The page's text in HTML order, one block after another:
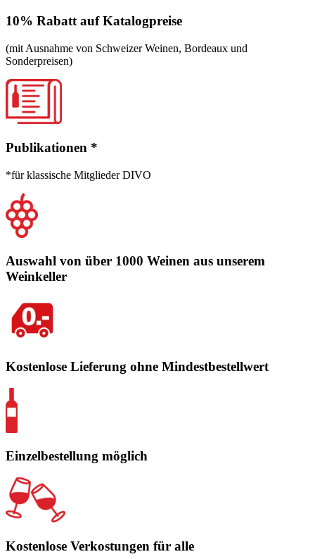
10% Rabatt auf Katalogpreise
(mit Ausnahme von Schweizer Weinen, Bordeaux und
Sonderpreisen)
Publikationen *
*für klassische Mitglieder DIVO
Auswahl von über 1000 Weinen aus unserem
Weinkeller
Kostenlose Lieferung ohne Mindestbestellwert
Einzelbestellung möglich
Kostenlose Verkostungen für alle